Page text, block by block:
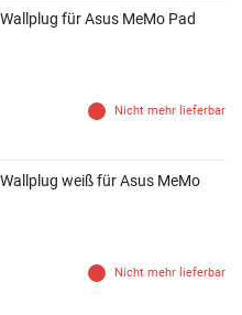
für Asus MeMo Pad
Nicht mehr lieferbar
weiß für Asus MeMo
Nicht mehr lieferbar